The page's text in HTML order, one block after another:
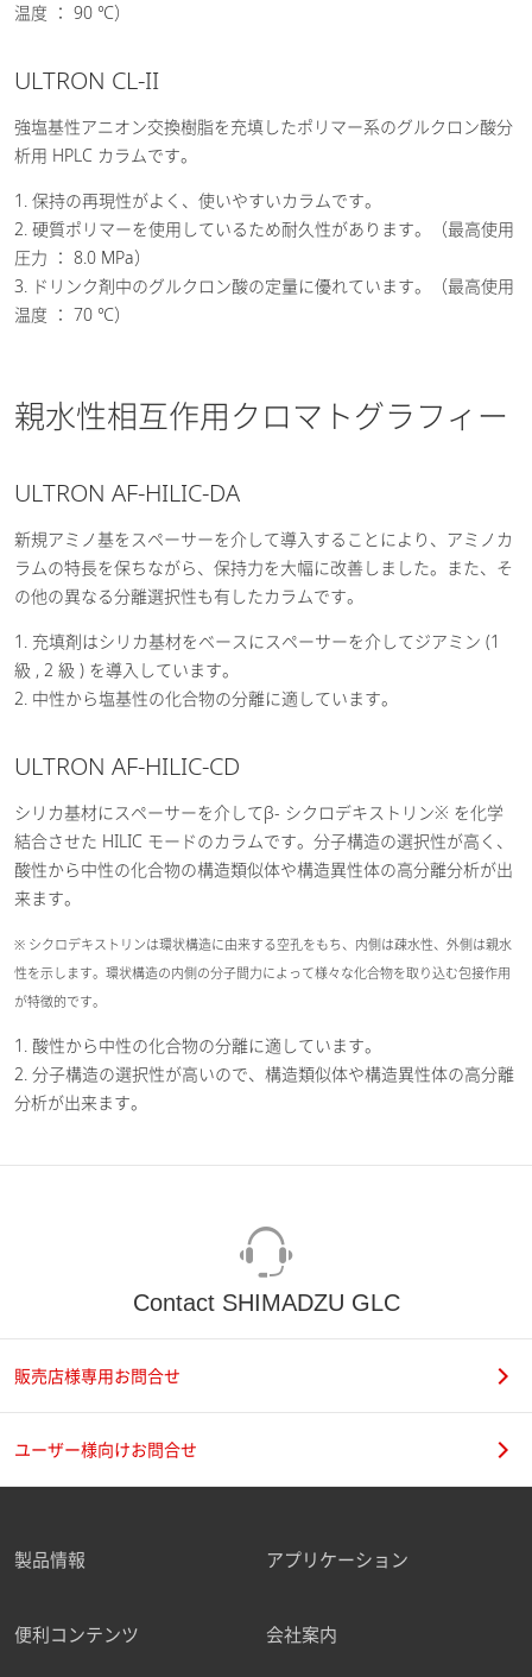
温度 ： 90 ℃）
ULTRON CL-II
強塩基性アニオン交換樹脂を充填したポリマー系のグルクロン酸分
析用 HPLC カラムです。
1. 保持の再現性がよく、使いやすいカラムです。
2. 硬質ポリマーを使用しているため耐久性があります。（最高使用
圧力 ： 8.0 MPa）
3. ドリンク剤中のグルクロン酸の定量に優れています。（最高使用
温度 ： 70 ℃）
親水性相互作用クロマトグラフィー
ULTRON AF-HILIC-DA
新規アミノ基をスペーサーを介して導入することにより、アミノカ
ラムの特長を保ちながら、保持力を大幅に改善しました。また、そ
の他の異なる分離選択性も有したカラムです。
1. 充填剤はシリカ基材をベースにスペーサーを介してジアミン (1
級 , 2 級 ) を導入しています。
2. 中性から塩基性の化合物の分離に適しています。
ULTRON AF-HILIC-CD
シリカ基材にスペーサーを介してβ- シクロデキストリン※ を化学
結合させた HILIC モードのカラムです。分子構造の選択性が高く、
酸性から中性の化合物の構造類似体や構造異性体の高分離分析が出
来ます。
※ シクロデキストリンは環状構造に由来する空孔をもち、内側は疎水性、外側は親水
性を示します。環状構造の内側の分子間力によって様々な化合物を取り込む包接作用
が特徴的です。
1. 酸性から中性の化合物の分離に適しています。
2. 分子構造の選択性が高いので、構造類似体や構造異性体の高分離
分析が出来ます。
Contact SHIMADZU GLC
販売店様専用お問合せ
ユーザー様向けお問合せ
製品情報 アプリケーション
便利コンテンツ 会社案内